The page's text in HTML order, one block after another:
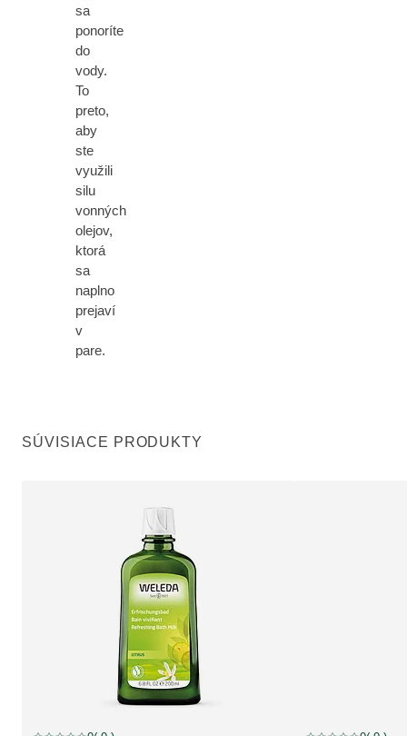
sa
ponoríte
do
vody.
To
preto,
aby
ste
využili
silu
vonných
olejov,
ktorá
sa
naplno
prejaví
v
pare.
SÚVISIACE PRODUKTY